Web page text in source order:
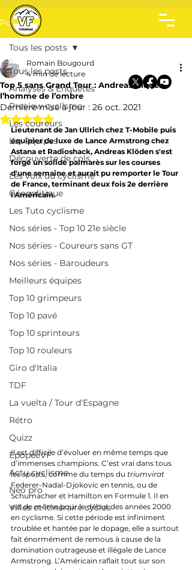
Post
Tous les posts
Analyses & Enquêtes
Preview cyclisme
Les coureurs
Les équipes
Découverte de cols
Les voix du cyclisme
Géopolitique
Les Tuto cyclisme
Nos séries - Top 10 21e siècle
Nos séries - Coureurs sans GT
Nos séries - Baroudeurs
Meilleurs équipes
Top 10 grimpeurs
Top 10 pavé
Top 10 sprinteurs
Top 10 rouleurs
Giro d'Italia
TDF
La vuelta / Tour d'Espagne
Rétro
Quizz
EpopeeVF
Actu cyclisme
Neo pro
Villes et itinéraire cyclos
Tous les posts
Top 5 sans Grand Tour : Andreas Klöden,
l’homme de l’ombre
Romain Bougourd
4 min de lecture
Dernière mise à jour : 26 oct. 2021
Noté NaN étoiles sur 5.
Lieutenant de Jan Ullrich chez T-Mobile puis
équipier de luxe de Lance Armstrong chez
Astana et Radioshack, Andreas Klöden s'est
forgé un solide palmarès sur les courses
d'une semaine et aurait pu remporter le Tour
de France, terminant deux fois 2e derrière
l'Américain.
Il est difficile d’évoluer en même temps que
d’immenses champions. C’est vrai dans tous
les sports, comme du temps du triumvirat
Federer-Nadal-Djokovic en tennis, ou de
Schumacher et Hamilton en Formule 1. Il en
est de même pour le début des années 2000
en cyclisme. Si cette période est infiniment
troublée et hantée par le dopage, elle a surtout
fait énormément de remous à cause de la
domination outrageuse et illégale de Lance
Armstrong. L’Américain raflait tout sur son